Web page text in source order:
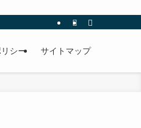
シー サイトマップ